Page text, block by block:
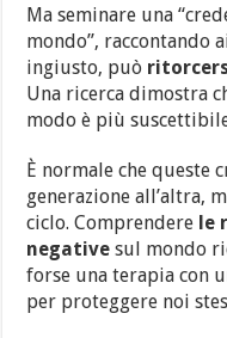
Ma seminare una
mondo”, raccontando
ingiusto, può
Una ricerca dimostra
modo è più
È normale che queste
generazione all’altra,
ciclo. Comprendere le
negative sul mondo
forse una terapia con
per proteggere noi